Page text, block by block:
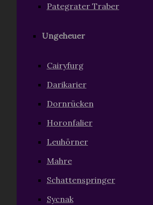
Pategrater Traber
Ungeheuer
Cairyfurg
Darikarier
Dornrücken
Horonfalier
Leuhörner
Mahre
Schattenspringer
Sycnak